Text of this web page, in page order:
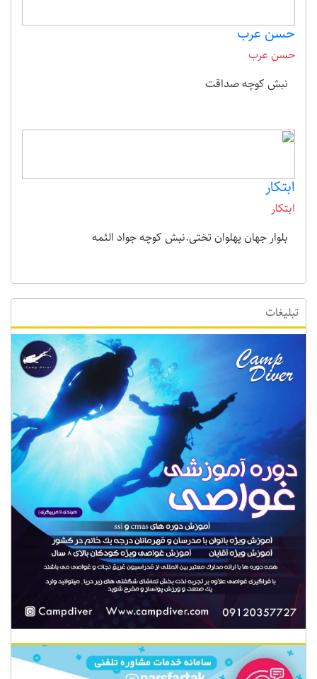
حسن عرب
حسن عرب
نبش کوچه صداقت
ابتکار
ابتکار
بلوار جهان پهلوان تختی.نبش کوچه جواد الئمه
تبلیغات